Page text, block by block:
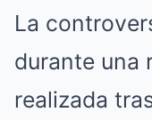
La
durante una
realizada